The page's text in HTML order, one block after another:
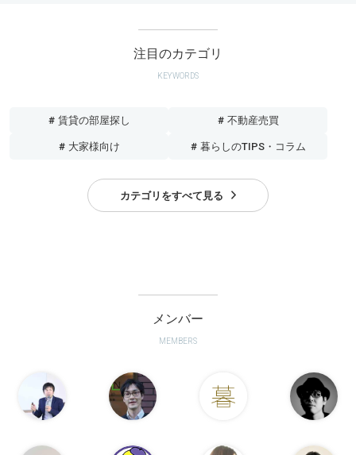
注目のカテゴリ
KEYWORDS
# 賃貸の部屋探し # 不動産売買
# 大家様向け # 暮らしのTIPS・コラム
カテゴリをすべて見る
メンバー
MEMBERS